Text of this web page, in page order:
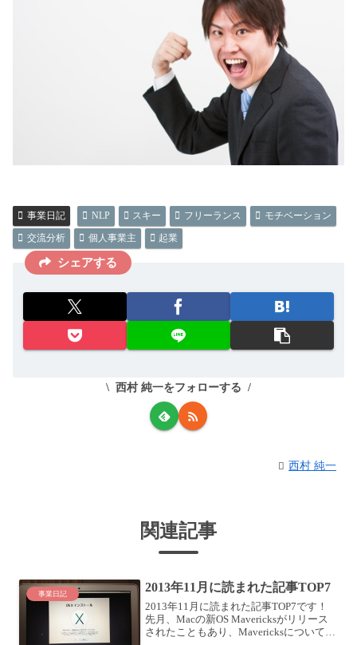
事業日記 NLP スキー フリーランス
モチベーション
交流分析
個人事業主 起業
シェアする
西村 純一をフォローする
西村 純一
関連記事
事業日記 2013年11月に読まれた記事TOP7
2013年11月に読まれた記事TOP7です！
先月、Macの新OS Mavericksがリリース
されたこともあり、Mavericksについて書